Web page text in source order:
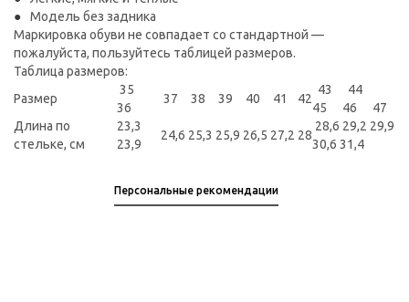
Модель без задника
Маркировка обуви не совпадает со стандартной —
пожалуйста, пользуйтесь таблицей размеров.
Таблица размеров:
Размер
35
36
37 38 39 40 41 42
43 44
45 46 47
Длина по
стельке, см
23,3
23,9
24,6 25,3 25,9 26,5 27,2 28
28,6 29,2 29,9
30,6 31,4
Персональные рекомендации